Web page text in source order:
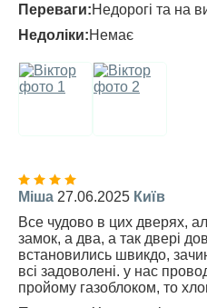
Переваги:Недорогі та на
Недоліки:Немає
Міша 27.06.2025 Київ
Все чудово в цих дверях,
замок, а два, а так двері
встановились швикдо,
всі задоволені. у нас
пройому газоблоком, то